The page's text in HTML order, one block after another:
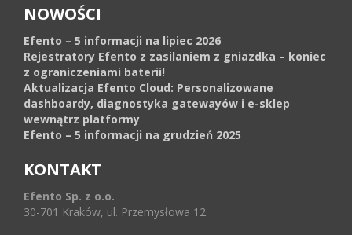
NOWOŚCI
Efento – 5 informacji na lipiec 2026
Rejestratory Efento z zasilaniem z gniazdka – koniec
z ograniczeniami baterii!
Aktualizacja Efento Cloud: Personalizowane
dashboardy, diagnostyka gatewayów i e-sklep
wewnątrz platformy
Efento – 5 informacji na grudzień 2025
KONTAKT
Efento Sp. z o.o.
30-701 Kraków, ul. Przemysłowa 12